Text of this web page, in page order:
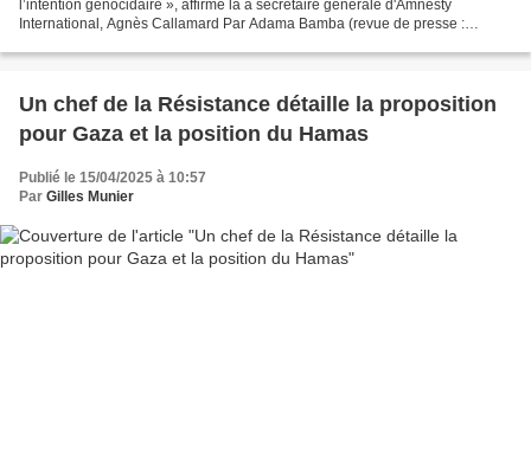
l’intention génocidaire », affirme la a secrétaire générale d'Amnesty
International, Agnès Callamard Par Adama Bamba (revue de presse :
Un chef de la Résistance détaille la proposition
pour Gaza et la position du Hamas
Publié le 15/04/2025 à 10:57
Par Gilles Munier